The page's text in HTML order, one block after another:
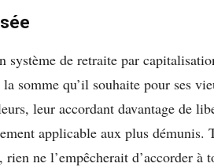
système de retraite par
somme qu’il souhaite pour ses
leur accordant davantage de
applicable aux plus démunis.
ne l’empêcherait d’accorder à